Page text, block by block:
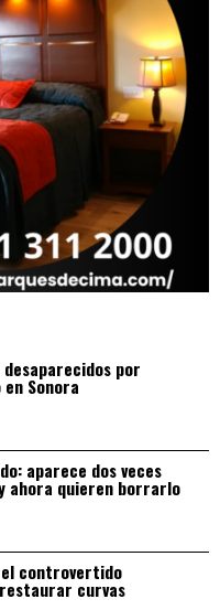
por
Sonora
aparece dos veces
ahora quieren borrarlo
el controvertido
curvas